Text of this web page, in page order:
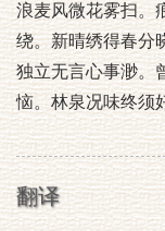
浪麦风微花雾扫。
绕。新晴绣得春分
独立无言心事渺。
恼。林泉况味终须
翻译